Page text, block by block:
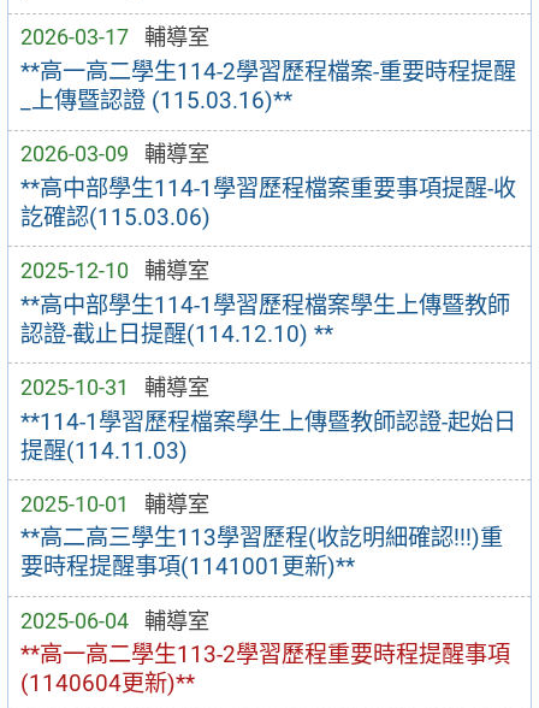
2026-03-17 輔導室
**高一高二學生114-2學習歷程檔案-重要時程提醒
_上傳暨認證 (115.03.16)**
2026-03-09 輔導室
**高中部學生114-1學習歷程檔案重要事項提醒-收
訖確認(115.03.06)
2025-12-10 輔導室
**高中部學生114-1學習歷程檔案學生上傳暨教師
認證-截止日提醒(114.12.10) **
2025-10-31 輔導室
**114-1學習歷程檔案學生上傳暨教師認證-起始日
提醒(114.11.03)
2025-10-01 輔導室
**高二高三學生113學習歷程(收訖明細確認!!!)重
要時程提醒事項(1141001更新)**
2025-06-04 輔導室
**高一高二學生113-2學習歷程重要時程提醒事項
(1140604更新)**